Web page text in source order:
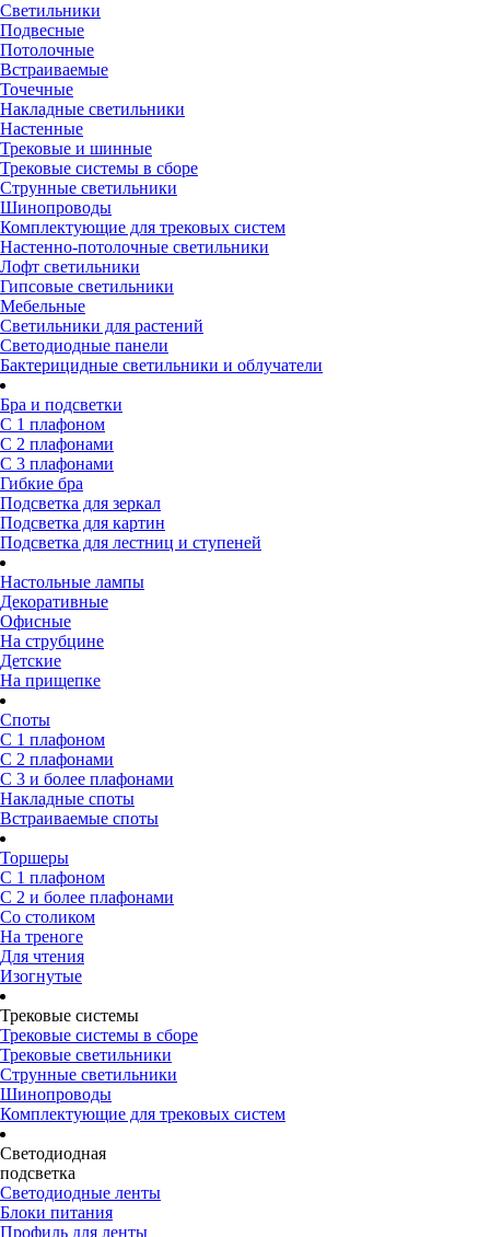
Светильники
Подвесные
Потолочные
Встраиваемые
Точечные
Накладные светильники
Настенные
Трековые и шинные
Трековые системы в сборе
Струнные светильники
Шинопроводы
Комплектующие для трековых систем
Настенно-потолочные светильники
Лофт светильники
Гипсовые светильники
Мебельные
Светильники для растений
Светодиодные панели
Бактерицидные светильники и облучатели
Бра и подсветки
С 1 плафоном
С 2 плафонами
С 3 плафонами
Гибкие бра
Подсветка для зеркал
Подсветка для картин
Подсветка для лестниц и ступеней
Настольные лампы
Декоративные
Офисные
На струбцине
Детские
На прищепке
Споты
С 1 плафоном
С 2 плафонами
С 3 и более плафонами
Накладные споты
Встраиваемые споты
Торшеры
С 1 плафоном
С 2 и более плафонами
Со столиком
На треноге
Для чтения
Изогнутые
Трековые системы
Трековые системы в сборе
Трековые светильники
Струнные светильники
Шинопроводы
Комплектующие для трековых систем
Светодиодная
подсветка
Светодиодные ленты
Блоки питания
Профиль для ленты